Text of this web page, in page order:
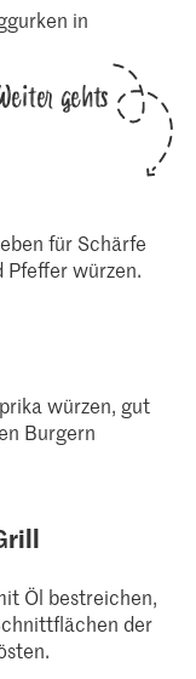
in
gehts
für Schärfe
Pfeffer würzen.
würzen, gut
Burgern
Öl bestreichen,
der